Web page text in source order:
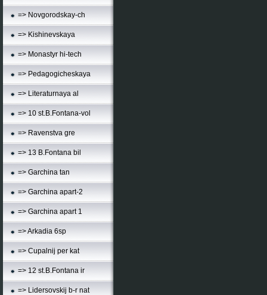
=> Novgorodskay-ch
=> Kishinevskaya
=> Monastyr hi-tech
=> Pedagogicheskaya
=> Literaturnaya al
=> 10 st.B.Fontana-vol
=> Ravenstva gre
=> 13 B.Fontana bil
=> Garchina tan
=> Garchina apart-2
=> Garchina apart 1
=> Arkadia 6sp
=> Cupalnij per kat
=> 12 st.B.Fontana ir
=> Lidersovskij b-r nat